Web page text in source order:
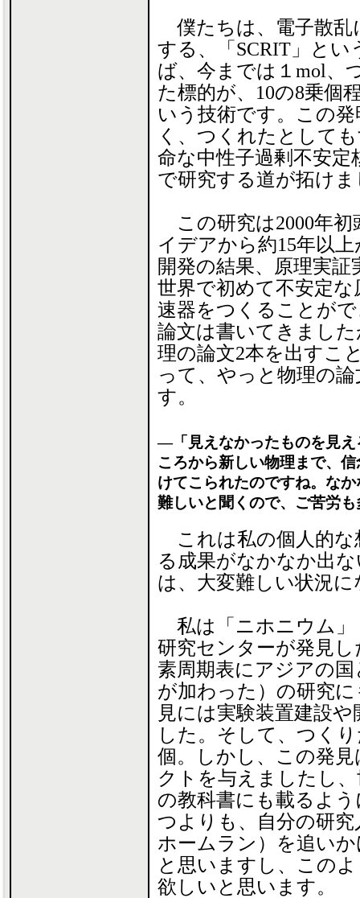
僕たちは、電子散乱
する、「SCRIT」と
ば、今までは１mol、
た標的が、10の8乗個
いう技術です。この
く、つくれたとして
命な中性子過剰不安
で研究する道が拓け
この研究は2000年初
イデアから約15年以
開発の結果、原理実
世界で初めて不安定
速器をつくることが
論文は書いてきまし
理の論文2本を出すこ
って、やっと物理の
す。
―「見えなかったものを見え
ころから新しい物理まで、
けてこられたのですね。な
難しいと聞くので、ご苦労
これは私の個人的な
る成果がなかなか出
は、大変難しい状況
私は「ニホニウム」
研究センターが発見し
素周期表にアジアの
が加わった）の研究
見には実験装置建設
した。そして、つく
個。しかし、この発
クトを与えましたし
の教科書にも載るよ
つよりも、自分の研
ホームラン）を追い
と思いますし、この
欲しいと思います。